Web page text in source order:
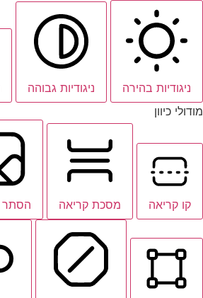
ניגודיות בהירה ניגודיות גבוהה
מודולי כיוון
קו קריאה מסכת קריאה הסתר